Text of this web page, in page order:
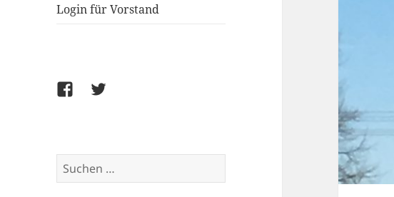
Login für Vorstand
FacebookTwitter
Suchen
nach: